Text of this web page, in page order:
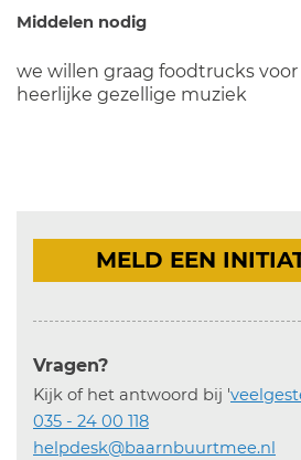
Middelen nodig
we willen graag foodtrucks
heerlijke gezellige muziek
MELD EEN
Vragen?
Kijk of het antwoord bij '
035 - 24 00 118
helpdesk@baarnbuurtmee.nl